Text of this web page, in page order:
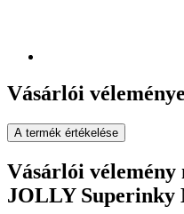
Vásárlói
A termék értékelése
Vásárlói vélemény
JOLLY Superinky